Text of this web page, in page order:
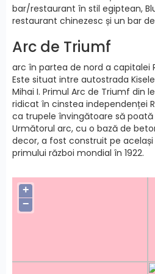
bar/restaurant în stil egiptean,
restaurant chinezesc și un bar
Arc de Triumf
arc în partea de nord a capitalei
Este situat intre autostrada
Mihai I. Primul Arc de Triumf din
ridicat în cinstea independenței
ca trupele învingătoare să poată
Următorul arc, cu o bază de
decor, a fost construit pe
primului război mondial în 1922.
+
−